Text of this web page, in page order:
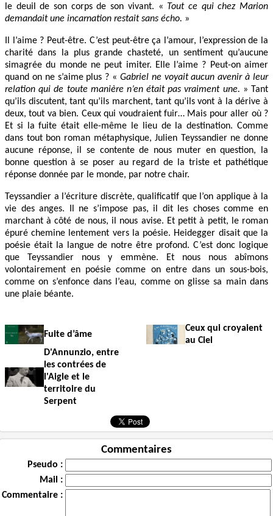
le deuil de son corps de son vivant. « Tout ce qui chez Marion
demandait une incarnation restait sans écho. »
Il l’aime ? Peut-être. C’est peut-être ça l’amour, l’expression de la
charité dans la plus grande chasteté, un sentiment qu’aucune
simagrée du monde ne peut imiter. Elle l’aime ? Peut-on aimer
quand on ne s’aime plus ? « Gabriel ne voyait aucun avenir à leur
relation qui de toute manière n’en était pas vraiment une. » Tant
qu’ils discutent, tant qu’ils marchent, tant qu’ils vont à la dérive à
deux, tout va bien. Ceux qui voudraient fuir… Mais pour aller où ?
Et si la fuite était elle-même le lieu de la destination. Comme
dans tout bon roman métaphysique, Julien Teyssandier ne donne
aucune réponse, il se contente de nous muter en question, la
bonne question à se poser au regard de la triste et pathétique
réponse donnée par le monde, par notre chair.
Teyssandier a l’écriture discrète, qualificatif que l’on applique à la
vie des anges. Il ne s’impose pas, il dit les choses comme en
marchant à côté de nous, il nous avise. Et petit à petit, le roman
épuré chemine lentement vers la poésie. Heidegger disait que la
poésie était la langue de notre être profond. C’est donc logique
que Teyssandier nous y emmène. Et nous nous abîmons
volontairement en poésie comme on entre dans un sous-bois,
comme on s’enfonce dans l’eau, comme on glisse sa main dans
une plaie béante.
Fuite d’âme
Ceux qui croyaient
au Ciel
D'Annunzio, entre
les contrées de
l'Aigle et le
territoire du
Serpent
Commentaires
Pseudo :
Mail :
Commentaire :